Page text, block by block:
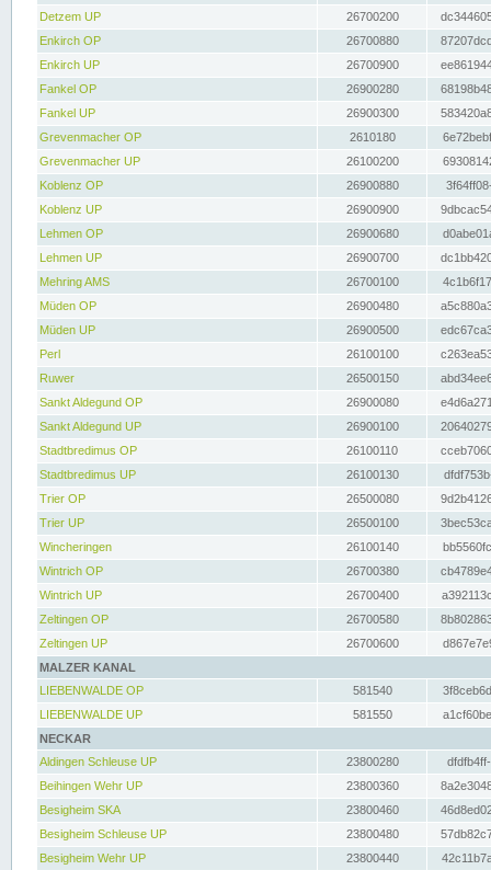
Detzem UP
26700200
Enkirch OP
26700880
Enkirch UP
26700900
Fankel OP
26900280
Fankel UP
26900300
Grevenmacher OP
2610180
Grevenmacher UP
26100200
Koblenz OP
26900880
Koblenz UP
26900900
Lehmen OP
26900680
Lehmen UP
26900700
Mehring AMS
26700100
Müden OP
26900480
Müden UP
26900500
Perl
26100100
Ruwer
26500150
Sankt Aldegund OP
26900080
Sankt Aldegund UP
26900100
Stadtbredimus OP
26100110
Stadtbredimus UP
26100130
Trier OP
26500080
Trier UP
26500100
Wincheringen
26100140
Wintrich OP
26700380
Wintrich UP
26700400
Zeltingen OP
26700580
Zeltingen UP
26700600
MALZER KANAL
LIEBENWALDE OP
581540
LIEBENWALDE UP
581550
NECKAR
Aldingen Schleuse UP
23800280
Beihingen Wehr UP
23800360
Besigheim SKA
23800460
Besigheim Schleuse UP
23800480
Besigheim Wehr UP
23800440